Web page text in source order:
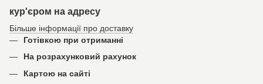
кур'єром на адресу
Більше інформації про доставку
Готівкою при отриманні
На розрахунковий рахунок
Картою на сайті